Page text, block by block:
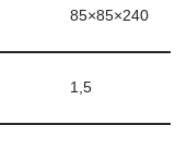
85×85×240
1,5